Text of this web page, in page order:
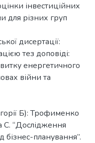
інвестиційних
для різних груп
дисертації:
тез доповіді:
енергетичного
війни та
Б): Трофименко
С. “Дослідження
бізнес-планування”.